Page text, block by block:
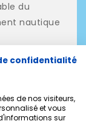
du
nautique
confidentialité
de nos visiteurs,
et vous
sur